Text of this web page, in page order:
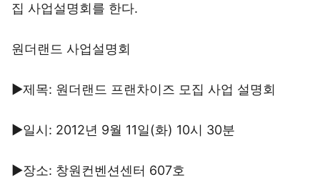
집 사업설명회를 한다.
원더랜드 사업설명회
▶제목: 원더랜드 프랜차이즈 모집 사업 설명회
▶일시: 2012년 9월 11일(화) 10시 30분
▶장소: 창원컨벤션센터 607호